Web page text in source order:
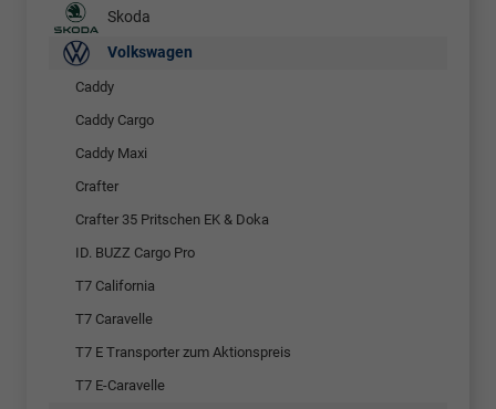
Skoda
Volkswagen
Caddy
Caddy Cargo
Caddy Maxi
Crafter
Crafter 35 Pritschen EK & Doka
ID. BUZZ Cargo Pro
T7 California
T7 Caravelle
T7 E Transporter zum Aktionspreis
T7 E-Caravelle